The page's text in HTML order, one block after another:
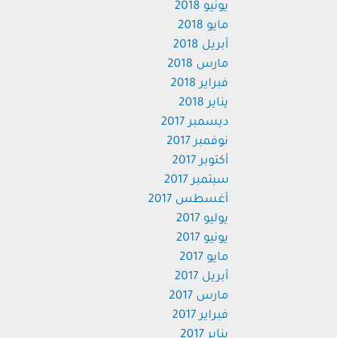
يونيو 2018
مايو 2018
أبريل 2018
مارس 2018
فبراير 2018
يناير 2018
ديسمبر 2017
نوفمبر 2017
أكتوبر 2017
سبتمبر 2017
أغسطس 2017
يوليو 2017
يونيو 2017
مايو 2017
أبريل 2017
مارس 2017
فبراير 2017